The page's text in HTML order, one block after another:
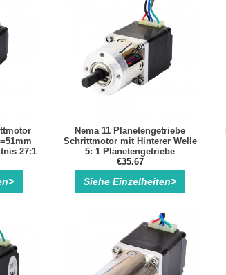
27:1
Nema 11 Planetengetriebe
Schrittmotor mit Hinterer Welle
5: 1 Planetengetriebe
Getriebeschrittmotor
€35.67
Siehe Einzelheiten>